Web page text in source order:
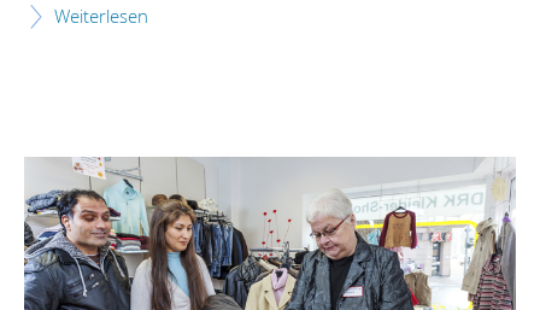
Weiterlesen